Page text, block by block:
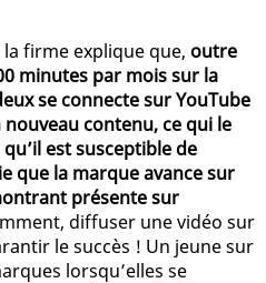
firme explique que, outre
minutes par mois sur la
se connecte sur YouTube
contenu, ce qui le
est susceptible de
que la marque avance sur
présente sur
diffuser une vidéo sur
le succès ! Un jeune sur
lorsqu’elles se